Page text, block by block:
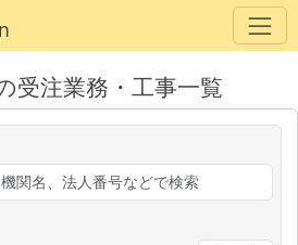
受注業務・工事一覧